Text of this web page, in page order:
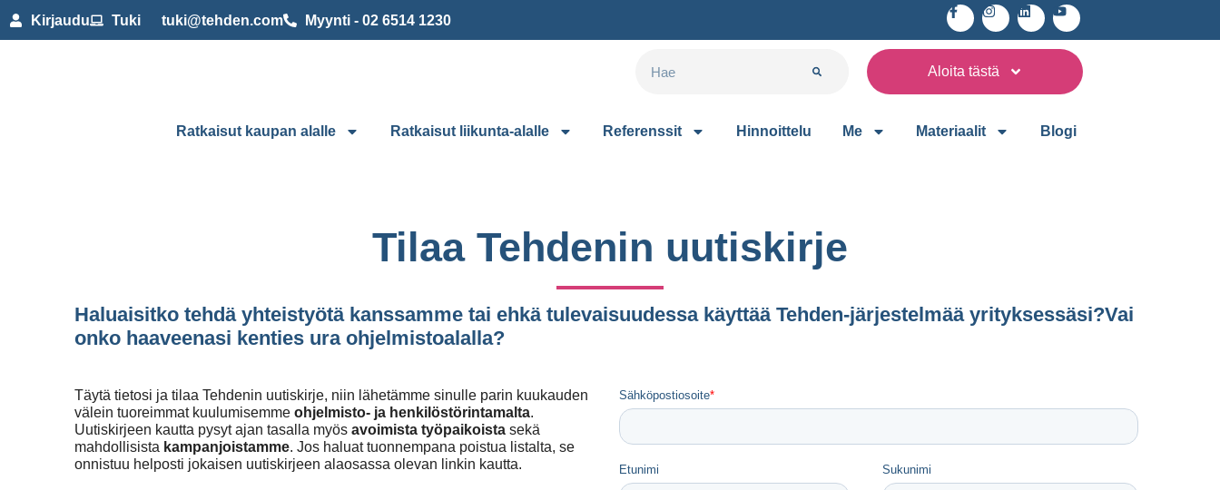
Kirjaudu Tuki tuki@tehden.com Myynti - 02 6514 1230
Aloita tästä
Ratkaisut kaupan alalle Ratkaisut liikunta-alalle Referenssit Hinnoittelu Me Materiaalit Blogi
Tilaa Tehdenin uutiskirje
Haluaisitko tehdä yhteistyötä kanssamme tai ehkä tulevaisuudessa käyttää Tehden-järjestelmää yrityksessäsi?Vai
onko haaveenasi kenties ura ohjelmistoalalla?
Täytä tietosi ja tilaa Tehdenin uutiskirje, niin lähetämme sinulle parin kuukauden
välein tuoreimmat kuulumisemme ohjelmisto- ja henkilöstörintamalta.
Uutiskirjeen kautta pysyt ajan tasalla myös avoimista työpaikoista sekä
mahdollisista kampanjoistamme. Jos haluat tuonnempana poistua listalta, se
onnistuu helposti jokaisen uutiskirjeen alaosassa olevan linkin kautta.